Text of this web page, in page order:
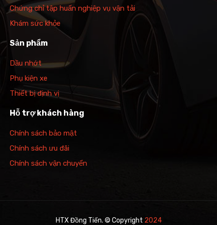
Chứng chỉ tập huấn nghiệp vụ vận tải
Khám sức khỏe
Sản phẩm
Dầu nhớt
Phụ kiện xe
Thiết bị định vị
Hỗ trợ khách hàng
Chính sách bảo mật
Chính sách ưu đãi
Chính sách vận chuyển
HTX Đồng Tiến. © Copyright 2024